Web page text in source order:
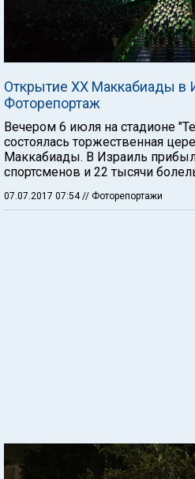
Открытие XX Маккабиады в
Фоторепортаж
Вечером 6 июля на стадионе
состоялась торжественная
Маккабиады. В Израиль
спортсменов и 22 тысячи
07.07.2017 07:54 // Фоторепортажи